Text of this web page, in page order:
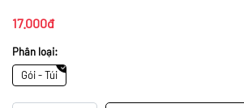
17.000đ
Phân loại:
Gói - Túi